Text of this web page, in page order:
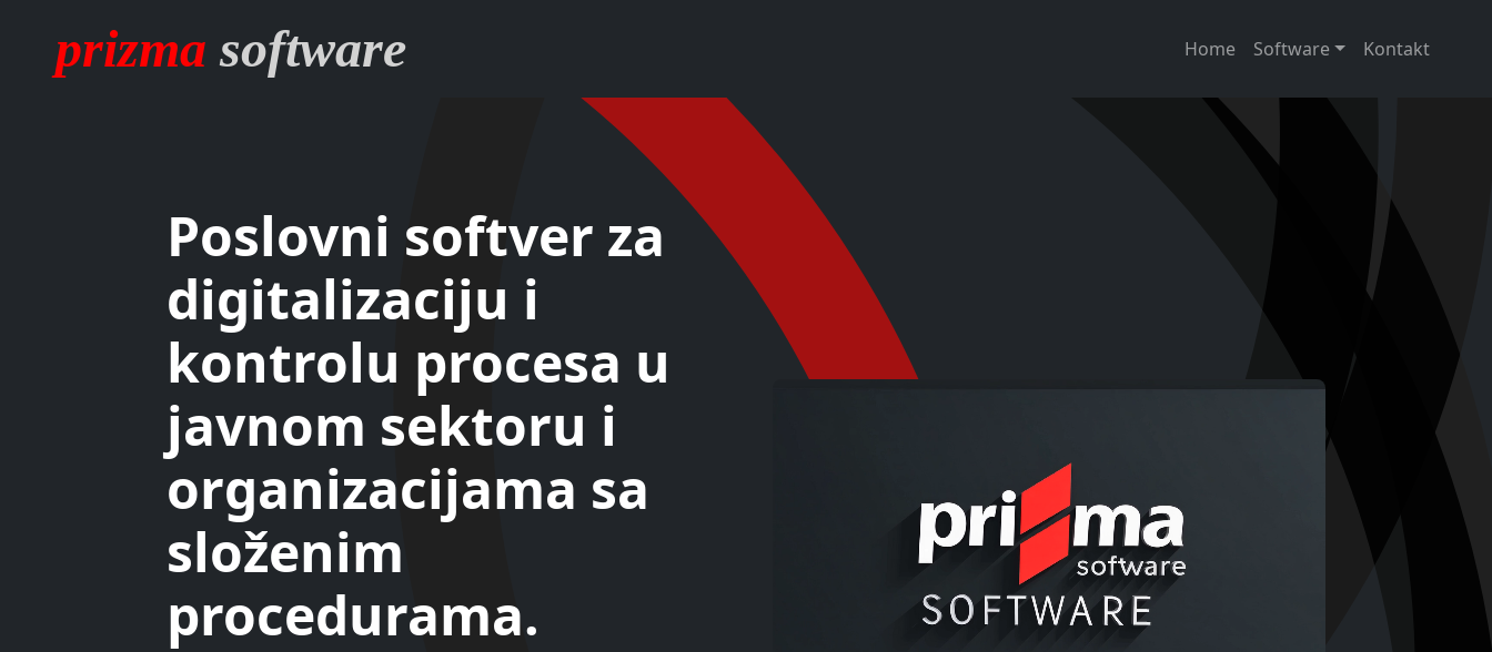
prizma software Home Software Kontakt
Poslovni softver za
digitalizaciju i
kontrolu procesa u
javnom sektoru i
organizacijama sa
složenim
procedurama.